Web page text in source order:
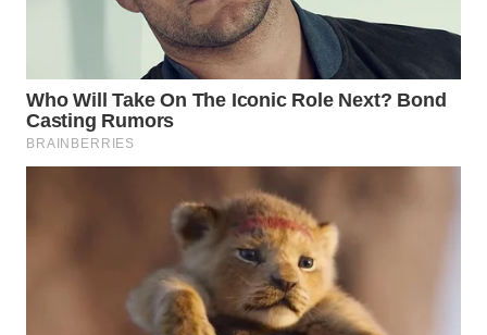
WN
TAPANULI
TENGAH